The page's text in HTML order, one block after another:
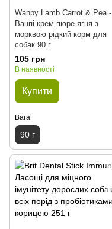
Wanpy Lamb Carrot & Pea -
Ванпі крем-пюре ягня з
морквою рідкий корм для
собак 90 г
105 грн
В наявності
Купити
Вага
90 г